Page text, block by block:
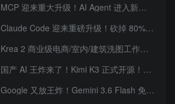
MCP 迎来重大升级！AI Agent 进入新纪元，模型上下文协议全面重构，未来 AI 工具生态将被重新定义，AI工具接口进入倒计时开始！
Claude Code 迎来重磅升级！砍掉 80% 系统提示词一键瘦身优化，新增 /doctor 诊断命令，AI 编程效率再次提升
Krea 2 商业级电商/室内/建筑洗图工作流首次公开！三套工作流 + 三档预设 + JSON 反推，RAW、Turbo、Depth、4 倍增强一次学会
国产 AI 王炸来了！Kimi K3 正式开源！免费下载全球最大 2.8 万亿参数模型，国产开源 AI 首次逼近闭源天花板
Google 又放王炸！Gemini 3.6 Flash 免费开放，AI 编程、Agent 能力暴涨，开发者必体验的新一代 AI 模型，性能再次刷新纪录